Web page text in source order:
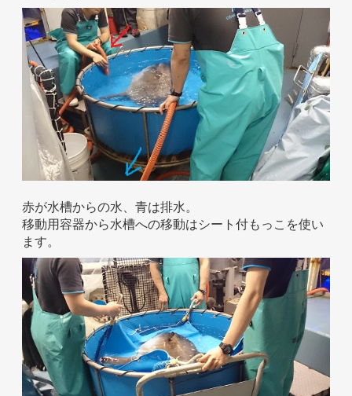
赤が水槽からの水、青は排水。
移動用容器から水槽への移動はシート付もっこを使い
ます。